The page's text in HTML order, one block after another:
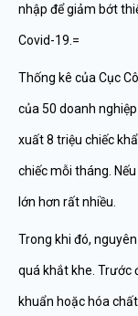
nhập để giảm bớt
Covid-19.=
Thống kê của Cục
của 50 doanh
xuất 8 triệu chiếc
chiếc mỗi tháng.
lớn hơn rất nhiều.
Trong khi đó,
quá khắt khe. Trước
khuẩn hoặc hóa